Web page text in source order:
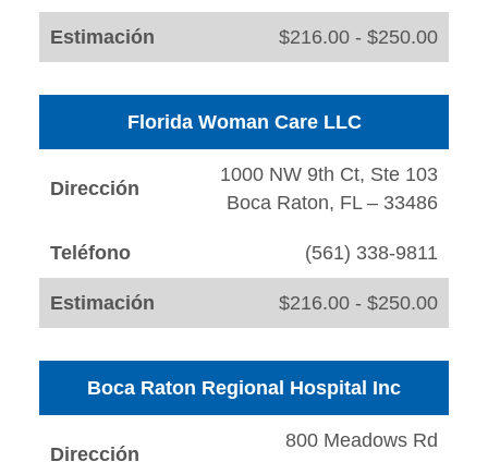
Estimación $216.00 - $250.00
Florida Woman Care LLC
Dirección
1000 NW 9th Ct, Ste 103
Boca Raton, FL – 33486
Teléfono (561) 338-9811
Estimación $216.00 - $250.00
Boca Raton Regional Hospital Inc
Dirección
800 Meadows Rd